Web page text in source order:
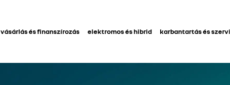
vásárlás és finanszírozás elektromos és hibrid karbantartás és